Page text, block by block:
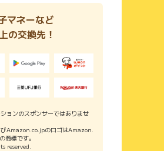
マネーなど
の交換先！
ョンのスポンサーではありませ
Amazon.co.jpのロゴはAmazon.
商標です。
reserved.